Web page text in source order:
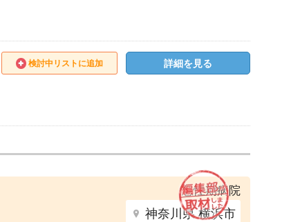
検討中リストに追加 詳細を見る
急性期病院
神奈川県 横浜市